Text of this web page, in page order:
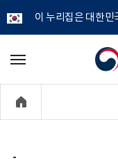
이 누리집은 대한
개
정
메
기
-